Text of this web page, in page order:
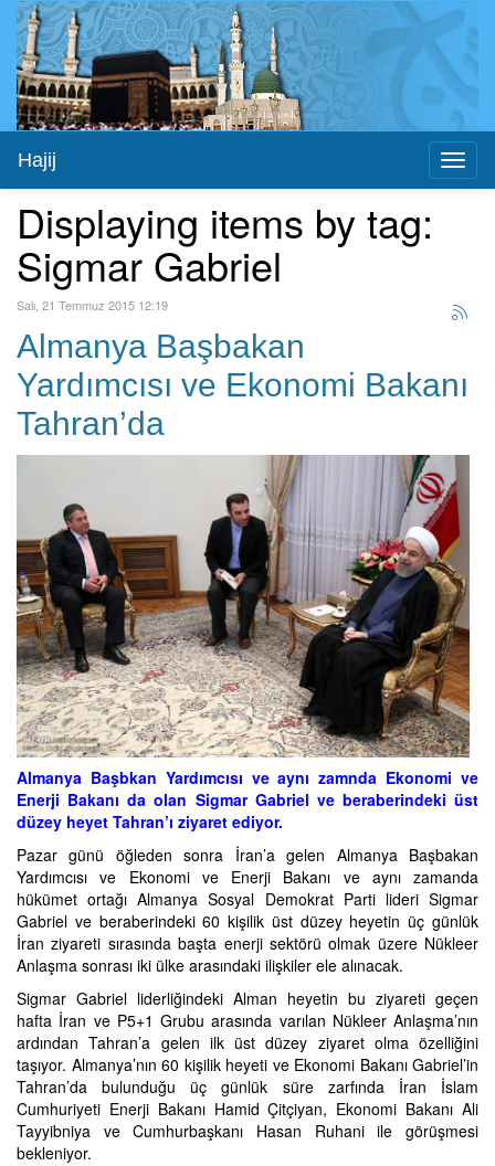
Hajij
Displaying items by tag:
Sigmar Gabriel
Salı, 21 Temmuz 2015 12:19
Almanya Başbakan
Yardımcısı ve Ekonomi Bakanı
Tahran’da
Almanya Başbkan Yardımcısı ve aynı zamnda Ekonomi ve
Enerji Bakanı da olan Sigmar Gabriel ve beraberindeki üst
düzey heyet Tahran’ı ziyaret ediyor.
Pazar günü öğleden sonra İran’a gelen Almanya Başbakan
Yardımcısı ve Ekonomi ve Enerji Bakanı ve aynı zamanda
hükümet ortağı Almanya Sosyal Demokrat Parti lideri Sigmar
Gabriel ve beraberindeki 60 kişilik üst düzey heyetin üç günlük
İran ziyareti sırasında başta enerji sektörü olmak üzere Nükleer
Anlaşma sonrası iki ülke arasındaki ilişkiler ele alınacak.
Sigmar Gabriel liderliğindeki Alman heyetin bu ziyareti geçen
hafta İran ve P5+1 Grubu arasında varılan Nükleer Anlaşma’nın
ardından Tahran’a gelen ilk üst düzey ziyaret olma özelliğini
taşıyor. Almanya’nın 60 kişilik heyeti ve Ekonomi Bakanı Gabriel’in
Tahran’da bulunduğu üç günlük süre zarfında İran İslam
Cumhuriyeti Enerji Bakanı Hamid Çitçiyan, Ekonomi Bakanı Ali
Tayyibniya ve Cumhurbaşkanı Hasan Ruhani ile görüşmesi
bekleniyor.